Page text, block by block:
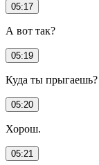
05:17
А вот так?
05:19
Куда ты прыгаешь?
05:20
Хорош.
05:21